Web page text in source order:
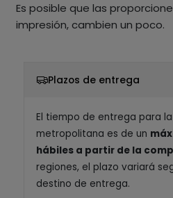
Es posible que las
impresión, cambien un poco.
Plazos de entrega
El tiempo de entrega para
metropolitana es de un
hábiles a partir de la
regiones, el plazo variará
destino de entrega.